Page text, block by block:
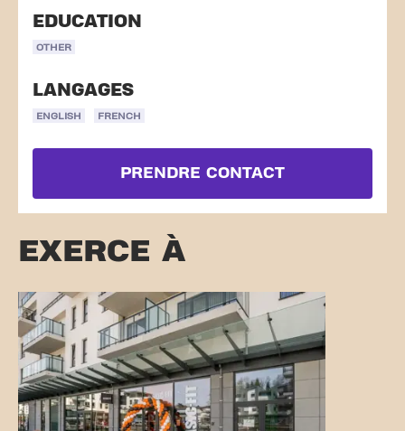
EDUCATION
OTHER
LANGAGES
ENGLISH FRENCH
PRENDRE CONTACT
EXERCE À